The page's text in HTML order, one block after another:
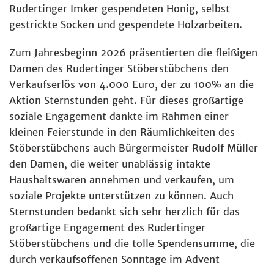
Rudertinger Imker gespendeten Honig, selbst
gestrickte Socken und gespendete Holzarbeiten.
Zum Jahresbeginn 2026 präsentierten die fleißigen
Damen des Rudertinger Stöberstübchens den
Verkaufserlös von 4.000 Euro, der zu 100% an die
Aktion Sternstunden geht. Für dieses großartige
soziale Engagement dankte im Rahmen einer
kleinen Feierstunde in den Räumlichkeiten des
Stöberstübchens auch Bürgermeister Rudolf Müller
den Damen, die weiter unablässig intakte
Haushaltswaren annehmen und verkaufen, um
soziale Projekte unterstützen zu können. Auch
Sternstunden bedankt sich sehr herzlich für das
großartige Engagement des Rudertinger
Stöberstübchens und die tolle Spendensumme, die
durch verkaufsoffenen Sonntage im Advent